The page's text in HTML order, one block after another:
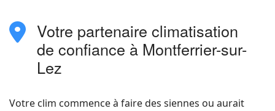
fas
location-
dot
Votre partenaire climatisation
de confiance à Montferrier-sur-
Lez
Votre clim commence à faire des siennes ou aurait